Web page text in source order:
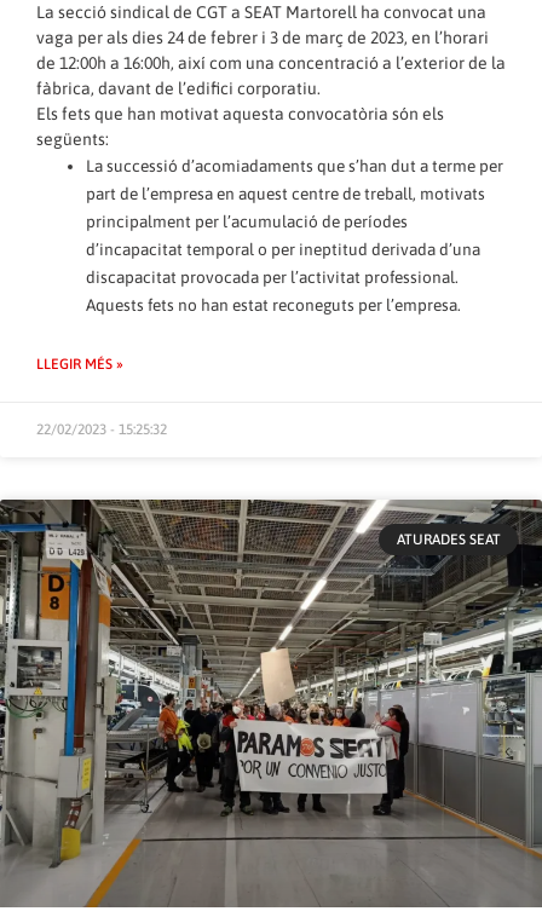
La secció sindical de CGT a SEAT Martorell ha convocat una
vaga per als dies 24 de febrer i 3 de març de 2023, en l’horari
de 12:00h a 16:00h, així com una concentració a l’exterior de la
fàbrica, davant de l’edifici corporatiu.
Els fets que han motivat aquesta convocatòria són els
següents:
La successió d’acomiadaments que s’han dut a terme per
part de l’empresa en aquest centre de treball, motivats
principalment per l’acumulació de períodes
d’incapacitat temporal o per ineptitud derivada d’una
discapacitat provocada per l’activitat professional.
Aquests fets no han estat reconeguts per l’empresa.
LLEGIR MÉS »
22/02/2023 - 15:25:32
ATURADES SEAT